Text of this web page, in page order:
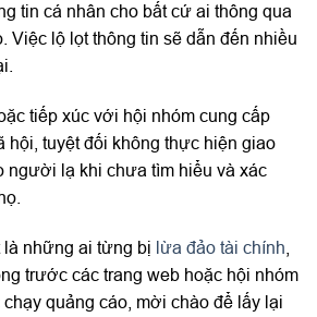
tin cá nhân cho bất cứ ai thông qua
Việc lộ lọt thông tin sẽ dẫn đến nhiều
tiếp xúc với hội nhóm cung cấp
hội, tuyệt đối không thực hiện giao
người lạ khi chưa tìm hiểu và xác
những ai từng bị lừa đảo tài chính
trước các trang web hoặc hội nhóm
quảng cáo, mời chào để lấy lại